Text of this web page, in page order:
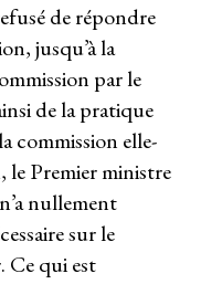
de répondre
jusqu’à la
par le
de la pratique
commission elle-
le Premier ministre
nullement
sur le
Ce qui est